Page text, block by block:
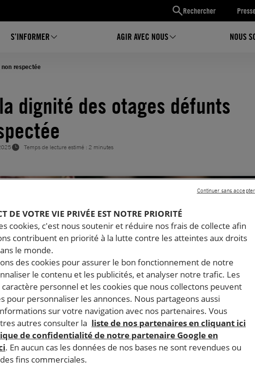
Rechercher
S’INFORMER AGIR AVEC NOUS NOUS
respectée
dignité des otages défunts
Temps de lecture estimé : 2 minutes
DE VOTRE VIE PRIVÉE EST NOTRE PRIORITÉ
cookies, c'est nous soutenir et réduire nos frais de collecte afin
contribuent en priorité à la lutte contre les atteintes aux droits
le monde.
des cookies pour assurer le bon fonctionnement de notre
le contenu et les publicités, et analyser notre trafic. Les
caractère personnel et les cookies que nous collectons peuvent
pour personnaliser les annonces. Nous partageons aussi
sur votre navigation avec nos partenaires. Vous
autres consulter la liste de nos partenaires en cliquant ici
de confidentialité de notre partenaire Google en
. En aucun cas les données de nos bases ne sont revendues ou
fins commerciales.
Continuer sans accepter